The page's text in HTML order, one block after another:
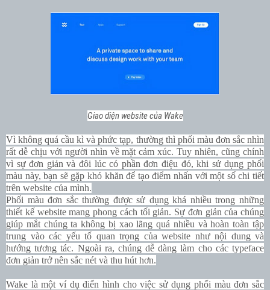
Giao diện website của Wake
Vì không quá cầu kì và phức tạp, thường thì phối màu đơn sắc nhìn
rất dễ chịu với người nhìn về mặt cảm xúc. Tuy nhiên, cũng chính
vì sự đơn giản và đôi lúc có phần đơn điệu đó, khi sử dụng phối
màu này, bạn sẽ gặp khó khăn để tạo điểm nhấn với một số chi tiết
trên website của mình.
Phối màu đơn sắc thường được sử dụng khá nhiều trong những
thiết kế website mang phong cách tối giản. Sự đơn giản của chúng
giúp mắt chúng ta không bị xao lãng quá nhiều và hoàn toàn tập
trung vào các yếu tố quan trọng của website như nội dung và
hướng tương tác. Ngoài ra, chúng dễ dàng làm cho các typeface
đơn giản trở nên sắc nét và thu hút hơn.
Wake là một ví dụ điển hình cho việc sử dụng phối màu đơn sắc